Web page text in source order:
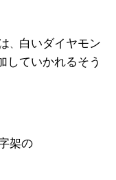
白いダイヤモン
していかれるそう
架の